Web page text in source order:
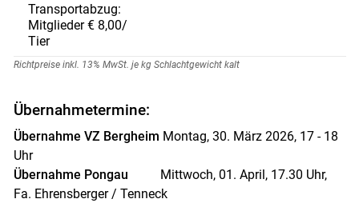
Transportabzug:
Mitglieder € 8,00/
Tier
Richtpreise inkl. 13% MwSt. je kg Schlachtgewicht kalt
Übernahmetermine:
Übernahme VZ Bergheim Montag, 30. März 2026, 17 - 18
Uhr
Übernahme Pongau Mittwoch, 01. April, 17.30 Uhr,
Fa. Ehrensberger / Tenneck